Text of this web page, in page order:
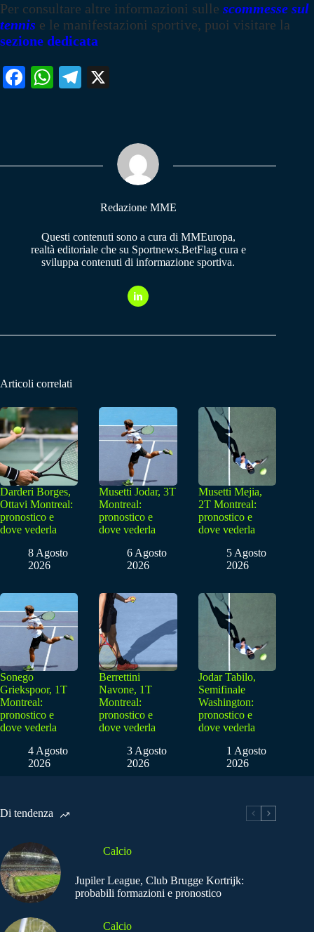
Per consultare altre informazioni sulle scommesse sul
tennis e le manifestazioni sportive, puoi visitare la
sezione dedicata
Fa W
pp
Te
m
Redazione MME
Questi contenuti sono a cura di MMEuropa,
realtà editoriale che su Sportnews.BetFlag cura e
sviluppa contenuti di informazione sportiva.
Articoli correlati
Darderi Borges,
Ottavi Montreal:
pronostico e
dove vederla
8 Agosto
2026
Musetti Jodar, 3T
Montreal:
pronostico e
dove vederla
6 Agosto
2026
Musetti Mejia,
2T Montreal:
pronostico e
dove vederla
5 Agosto
2026
Sonego
Griekspoor, 1T
Montreal:
pronostico e
dove vederla
4 Agosto
2026
Berrettini
Navone, 1T
Montreal:
pronostico e
dove vederla
3 Agosto
2026
Jodar Tabilo,
Semifinale
Washington:
pronostico e
dove vederla
1 Agosto
2026
Di tendenza
Calcio
Jupiler League, Club Brugge Kortrijk:
probabili formazioni e pronostico
Calcio